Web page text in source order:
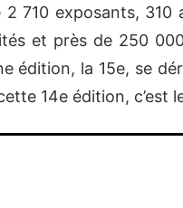
710 exposants,
et près de 250
édition, la 15e, se
14e édition, c’est